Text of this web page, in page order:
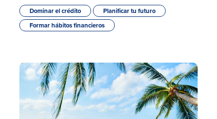
Dominar el crédito
Planificar tu futuro
Formar hábitos financieros